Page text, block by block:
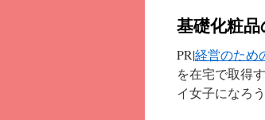
基礎化粧
PR|経営のため
を在宅で取得
イ女子になろ